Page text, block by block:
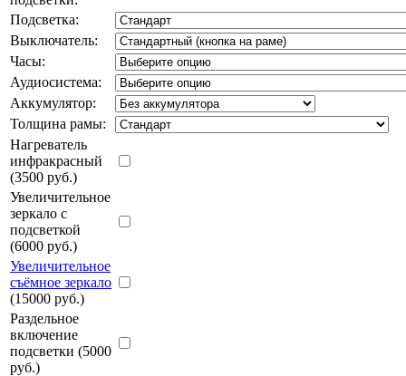
Подсветка:
Выключатель:
Часы:
Аудиосистема:
Аккумулятор:
Толщина рамы:
Нагреватель
инфракрасный
(3500 руб.)
Увеличительное
зеркало с
подсветкой
(6000 руб.)
Увеличительное
съёмное зеркало
(15000 руб.)
Раздельное
включение
подсветки (5000
руб.)